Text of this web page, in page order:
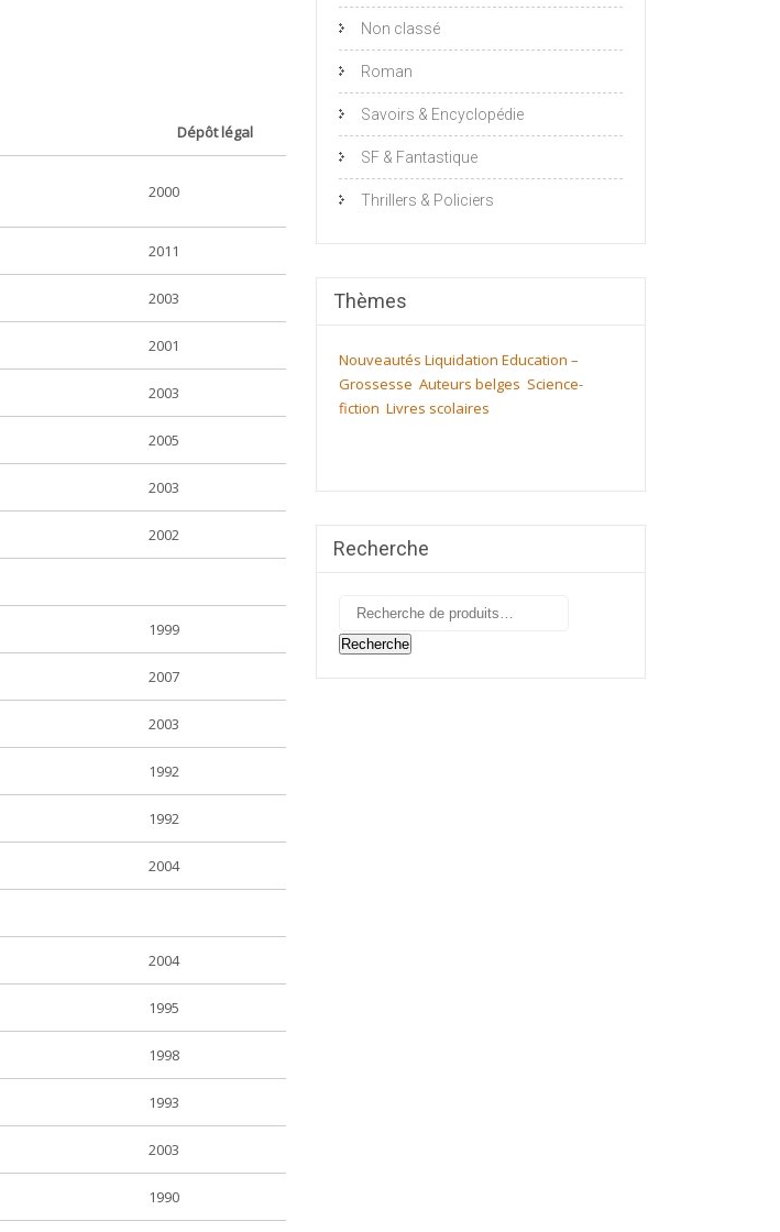
Dépôt légal
2000
2011
2003
2001
2003
2005
2003
2002
1999
2007
2003
1992
1992
2004
2004
1995
1998
1993
2003
1990
Non classé
Roman
Savoirs & Encyclopédie
SF & Fantastique
Thrillers & Policiers
Thèmes
Nouveautés Liquidation Education –
Grossesse Auteurs belges Science-
fiction Livres scolaires
Recherche
Recherche
pour :
Recherche